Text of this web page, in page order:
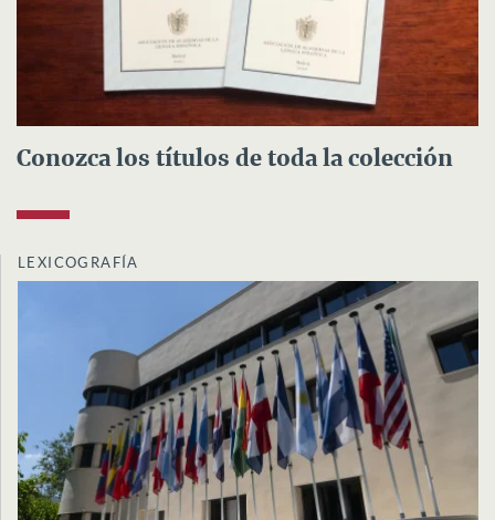
Conozca los títulos de toda la colección
LEXICOGRAFÍA